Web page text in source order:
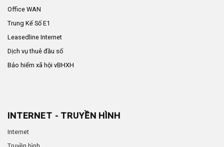
Office WAN
Trung Kế Số E1
Leasedline Internet
Dịch vụ thuê đầu số
Bảo hiểm xã hội vBHXH
INTERNET - TRUYỀN HÌNH
Internet